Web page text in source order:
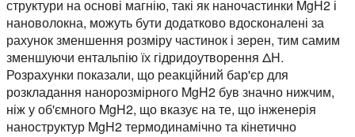
структури на основі магнію, такі як наночастинки MgH2 і
нановолокна, можуть бути додатково вдосконалені за
рахунок зменшення розміру частинок і зерен, тим самим
зменшуючи ентальпію їх гідридоутворення ΔH.
Розрахунки показали, що реакційний бар'єр для
розкладання нанорозмірного MgH2 був значно нижчим,
ніж у об'ємного MgH2, що вказує на те, що інженерія
наноструктур MgH2 термодинамічно та кінетично